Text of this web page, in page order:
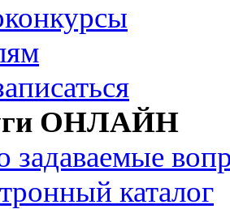
ОНЛАЙН
задаваемые
каталог